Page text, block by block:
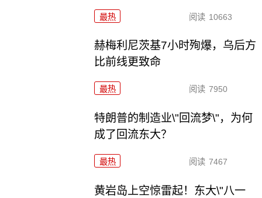
最热 阅读 10663
赫梅利尼茨基7小时殉爆，乌后方
比前线更致命
最热 阅读 7950
特朗普的制造业\"回流梦\"，为何
成了回流东大？
最热 阅读 7467
黄岩岛上空惊雷起！东大\"八一